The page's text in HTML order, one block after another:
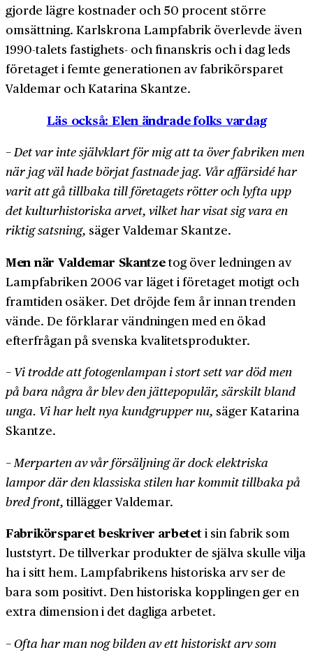
gjorde lägre kostnader och 50 procent större
omsättning. Karlskrona Lamp­fabrik överlevde även
1990-talets fastighets- och finanskris och i dag leds
företaget i femte generationen av fabrikörs­paret
Valdemar och Katarina Skantze.
Läs också: Elen ändrade folks vardag
− Det var inte självklart för mig att ta över fabriken men
när jag väl hade börjat fastnade jag. Vår affärsidé har
varit att gå tillbaka till företagets rötter och lyfta upp
det kulturhistoriska arvet, vilket har visat sig vara en
riktig satsning, säger Valdemar Skantze.
Men när Valdemar Skantzetog över ledningen av
Lamp­fabriken 2006 var läget i företaget motigt och
framtiden osäker. Det dröjde fem år innan trenden
vände. De förklarar vändningen med en ökad
efterfrågan på svenska kvalitets­produkter.
− Vi trodde att fotogenlampan i stort sett var död men
på bara några år blev den jättepopulär, särskilt bland
unga. Vi har helt nya kundgrupper nu, säger Katarina
Skantze.
− Merparten av vår försäljning är dock elektriska
lampor där den klassiska stilen har kommit tillbaka på
bred front,tillägger Valdemar.
Fabrikörs­paret beskriver arbeteti sin fabrik som
lust­styrt. De tillverkar produkter de själva skulle vilja
ha i sitt hem. Lamp­fabrikens historiska arv ser de
bara som positivt. Den historiska kopplingen ger en
extra dimension i det dagliga arbetet.
− Ofta har man nog bilden av ett historiskt arv som